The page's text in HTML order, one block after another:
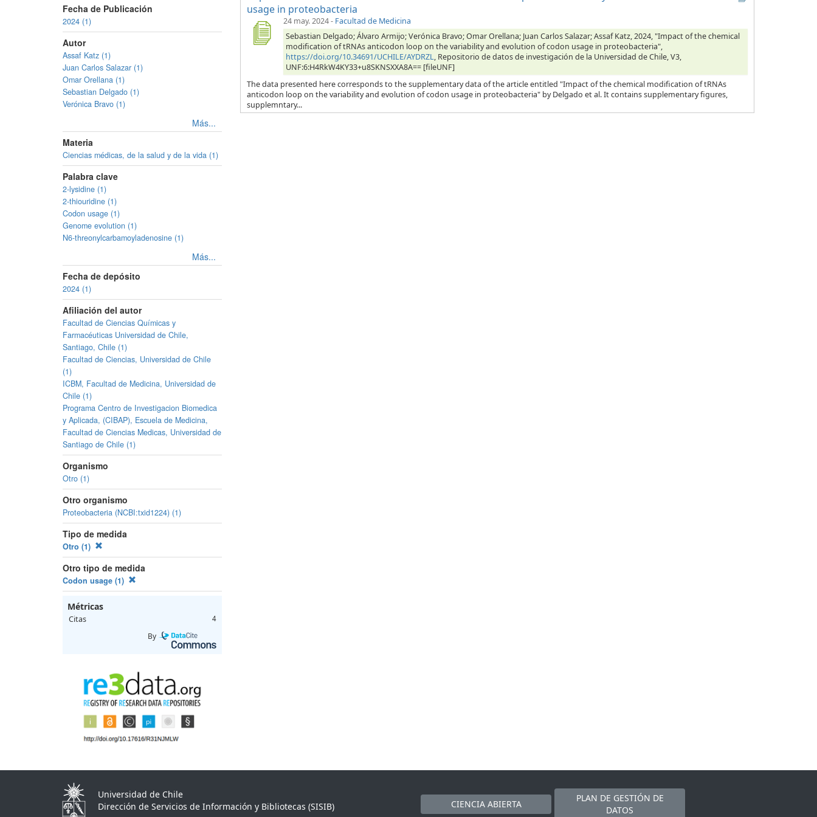
Fecha de Publicación
2024 (1)
Autor
Assaf Katz (1)
Juan Carlos Salazar (1)
Omar Orellana (1)
Sebastian Delgado (1)
Verónica Bravo (1)
Más...
Materia
Ciencias médicas, de la salud y de la vida (1)
Palabra clave
2-lysidine (1)
2-thiouridine (1)
Codon usage (1)
Genome evolution (1)
N6-threonylcarbamoyladenosine (1)
Más...
Fecha de depósito
2024 (1)
Afiliación del autor
Facultad de Ciencias Químicas y
Farmacéuticas Universidad de Chile,
Santiago, Chile (1)
Facultad de Ciencias, Universidad de Chile
(1)
ICBM, Facultad de Medicina, Universidad de
Chile (1)
Programa Centro de Investigacion Biomedica
y Aplicada, (CIBAP), Escuela de Medicina,
Facultad de Ciencias Medicas, Universidad de
Santiago de Chile (1)
Organismo
Otro (1)
Otro organismo
Proteobacteria (NCBI:txid1224) (1)
Tipo de medida
Otro (1)
Otro tipo de medida
Codon usage (1)
Métricas
Citas 4
By
usage in proteobacteria
24 may. 2024- Facultad de Medicina
Sebastian Delgado; Álvaro Armijo; Verónica Bravo; Omar Orellana; Juan Carlos Salazar; Assaf Katz, 2024, "Impact of the chemical
modification of tRNAs anticodon loop on the variability and evolution of codon usage in proteobacteria",
https://doi.org/10.34691/UCHILE/AYDRZL, Repositorio de datos de investigación de la Universidad de Chile, V3,
UNF:6:H4RkW4KY33+u8SKNSXXA8A== [fileUNF]
The data presented here corresponds to the supplementary data of the article entitled "Impact of the chemical modification of tRNAs
anticodon loop on the variability and evolution of codon usage in proteobacteria" by Delgado et al. It contains supplementary figures,
supplemntary...
Universidad de Chile
Dirección de Servicios de Información y Bibliotecas (SISIB)
CIENCIA ABIERTA
PLAN DE GESTIÓN DE
DATOS